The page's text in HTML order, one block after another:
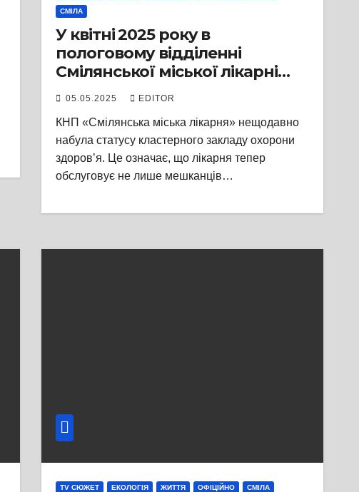
СМІЛА
У квітні 2025 року в
пологовому відділенні
Смілянської міської лікарні
народилося 25 немовлят: 10
дівчаток і 15 хлопчиків
05.05.2025 EDITOR
КНП «Смілянська міська лікарня» нещодавно
набула статусу кластерного закладу охорони
здоров’я. Це означає, що лікарня тепер
обслуговує не лише мешканців…
TV СЮЖЕТ ЕКОЛОГІЯ ЖИТТЯ ОФІЦІЙНО СМІЛА